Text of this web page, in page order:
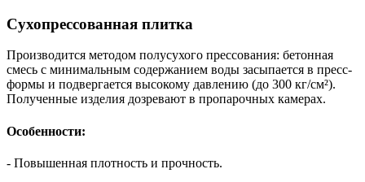
Сухопрессованная плитка
Производится методом полусухого прессования: бетонная
смесь с минимальным содержанием воды засыпается в пресс-
формы и подвергается высокому давлению (до 300 кг/см²).
Полученные изделия дозревают в пропарочных камерах.
Особенности:
- Повышенная плотность и прочность.